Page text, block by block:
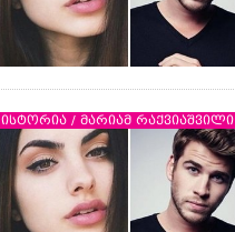
ისტორია / მარიამ რაქვიაშვილი